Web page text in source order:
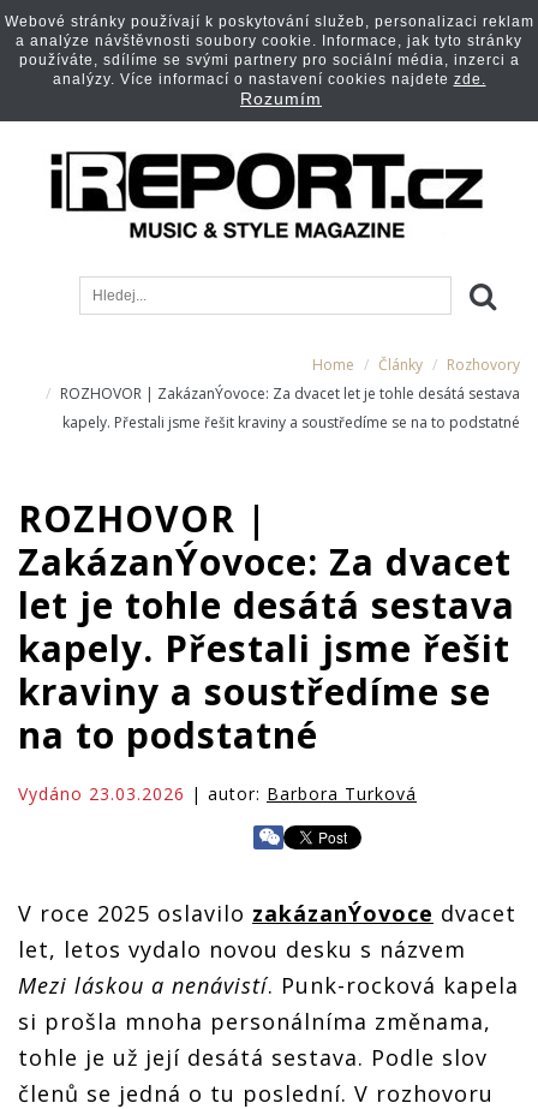
Home Články
Rozhovory
ROZHOVOR | ZakázanÝovoce: Za dvacet let je tohle desátá sestava
kapely. Přestali jsme řešit kraviny a soustředíme se na to podstatné
ROZHOVOR |
ZakázanÝovoce: Za dvacet
let je tohle desátá sestava
kapely. Přestali jsme řešit
kraviny a soustředíme se
na to podstatné
Vydáno 23.03.2026 | autor: Barbora Turková
V roce 2025 oslavilo zakázanÝovoce dvacet
let, letos vydalo novou desku s názvem
Mezi láskou a nenávistí. Punk-rocková kapela
si prošla mnoha personálníma změnama,
tohle je už její desátá sestava. Podle slov
členů se jedná o tu poslední. V rozhovoru
Webové stránky používají k poskytování služeb, personalizaci reklam
a analýze návštěvnosti soubory cookie. Informace, jak tyto stránky
používáte, sdílíme se svými partnery pro sociální média, inzerci a
analýzy. Více informací o nastavení cookies najdete zde.
Rozumím